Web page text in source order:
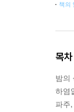
책의
목차
밤의
하염
파주